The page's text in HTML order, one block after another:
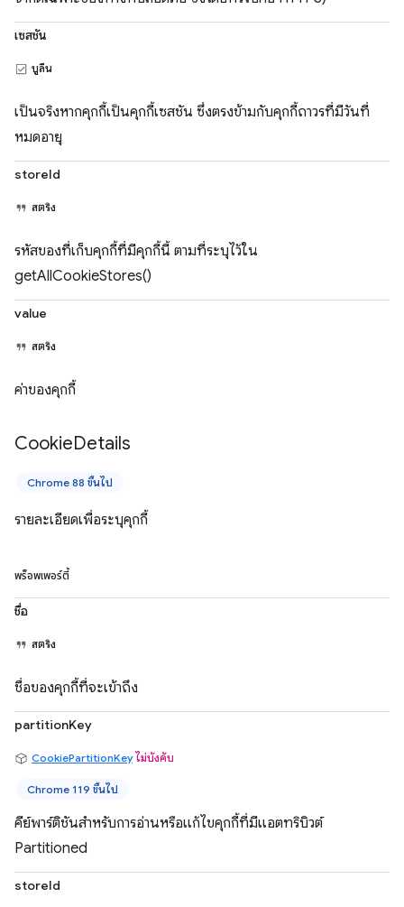
เซสชัน
บูลีน
เป็นจริงหากคุกกี้เป็นคุกกี้เซสชัน ซึ่งตรงข้ามกับคุกกี้ถาวรที่มีวันที่
หมดอายุ
storeId
สตริง
รหัสของที่เก็บคุกกี้ที่มีคุกกี้นี้ ตามที่ระบุไว้ใน
getAllCookieStores()
value
สตริง
ค่าของคุกกี้
CookieDetails
Chrome 88 ขึ้นไป
รายละเอียดเพื่อระบุคุกกี้
พร็อพเพอร์ตี้
ชื่อ
สตริง
ชื่อของคุกกี้ที่จะเข้าถึง
partitionKey
CookiePartitionKey ไม่บังคับ
Chrome 119 ขึ้นไป
คีย์พาร์ติชันสำหรับการอ่านหรือแก้ไขคุกกี้ที่มีแอตทริบิวต์
Partitioned
storeId